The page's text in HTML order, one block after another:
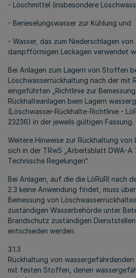
- Löschmittel (insbesondere
- Berieselungswasser zur Kühlung und
- Wasser, das zum Niederschlagen von
dampfförmigen Leckagen verwendet
Bei Anlagen zum Lagern von Stoffen
Löschwasserrückhaltung nach der mit
eingeführten „Richtlinie zur
Rückhalteanlagen beim Lagern
(Löschwasser-Rückhalte-Richtlinie -
23236) in der jeweils gültigen Fassung.
Weitere Hinweise zur Rückhaltung von
sich in der TRwS „Arbeitsblatt DWA-A
Technische Regelungen“.
Bei Anlagen, auf die die LöRüRl nach
2.3 keine Anwendung findet, muss
Bemessung von
zuständigen Wasserbehörde unter
Brandschutz zuständigen
entschieden werden.
3.1.3
Rückhaltung von
mit festen Stoffen, denen